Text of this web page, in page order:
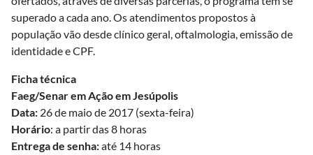
superado a cada ano. Os atendimentos propostos à
população vão desde clínico geral, oftalmologia, emissão de
identidade e CPF.
Ficha técnica
Faeg/Senar em Ação em Jesúpolis
Data: 26 de maio de 2017 (sexta-feira)
Horário: a partir das 8 horas
Entrega de senha:até 14 horas